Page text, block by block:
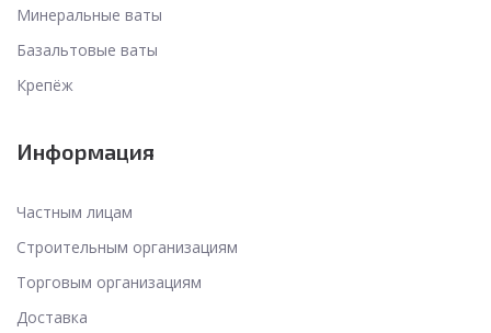
Минеральные ваты
Базальтовые ваты
Крепёж
Информация
Частным лицам
Строительным организациям
Торговым организациям
Доставка